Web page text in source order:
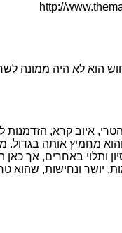
http://
הוא לא היה ממונה
איוב קרא, הזדמנות
מחמיץ אותה בגדול.
ותלוי באחרים, אך כאן
יושר ונחישות, שהוא